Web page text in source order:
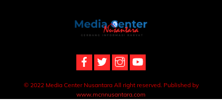
Back
To
© 2022 Media Center Nusantara All right reserved. Published by
www.mcnnusantara.com